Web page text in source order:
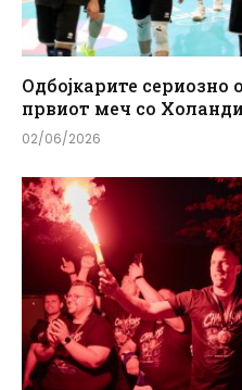
Одбојкарите сериозно
првиот меч со
02/06/2026